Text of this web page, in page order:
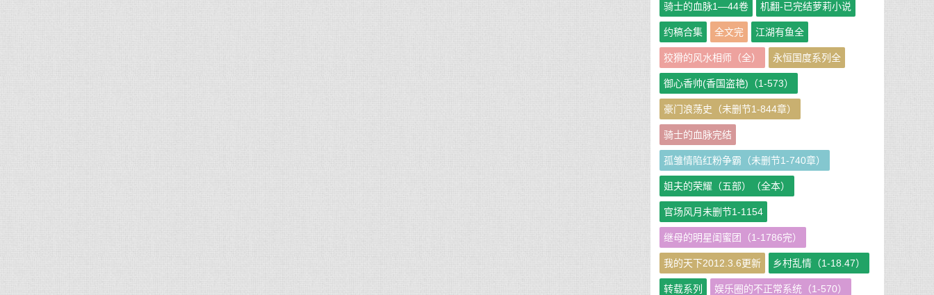
骑士的血脉1—44卷 机翻-已完结萝莉小说
约稿合集 全文完 江湖有鱼全
狡猾的风水相师（全） 永恒国度系列全
御心香帅(香国盗艳)（1-573）
豪门浪荡史（未删节1-844章）
骑士的血脉完结
孤雏情陷红粉争霸（未删节1-740章）
姐夫的荣耀（五部）（全本）
官场风月未删节1-1154
继母的明星闺蜜团（1-1786完）
我的天下2012.3.6更新 乡村乱情（1-18.47）
转载系列 娱乐圈的不正常系统（1-570）